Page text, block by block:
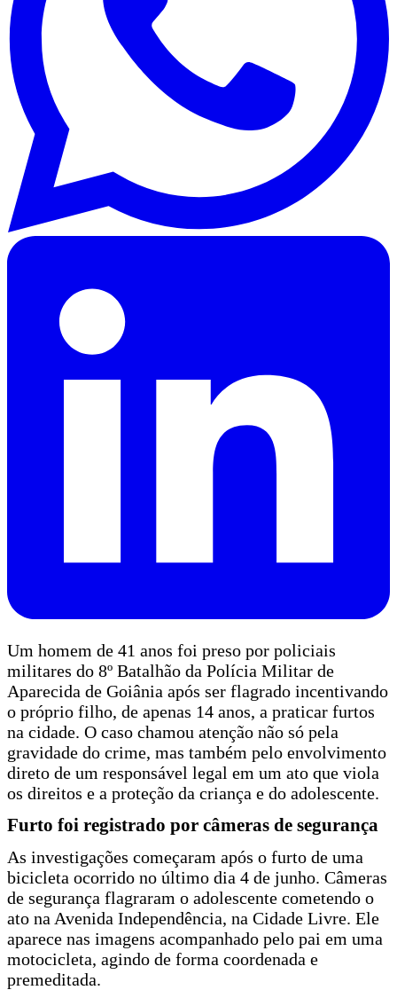
Um homem de 41 anos foi preso por policiais
militares do 8º Batalhão da Polícia Militar de
Aparecida de Goiânia após ser flagrado incentivando
o próprio filho, de apenas 14 anos, a praticar furtos
na cidade. O caso chamou atenção não só pela
gravidade do crime, mas também pelo envolvimento
direto de um responsável legal em um ato que viola
os direitos e a proteção da criança e do adolescente.
Furto foi registrado por câmeras de segurança
As investigações começaram após o furto de uma
bicicleta ocorrido no último dia 4 de junho. Câmeras
de segurança flagraram o adolescente cometendo o
ato na Avenida Independência, na Cidade Livre. Ele
aparece nas imagens acompanhado pelo pai em uma
motocicleta, agindo de forma coordenada e
premeditada.